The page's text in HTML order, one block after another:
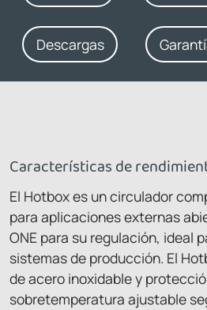
Descargas
Características de
El Hotbox es un circulador
para aplicaciones externas
ONE para su regulación, ideal
sistemas de producción. El
de acero inoxidable y
sobretemperatura ajustable